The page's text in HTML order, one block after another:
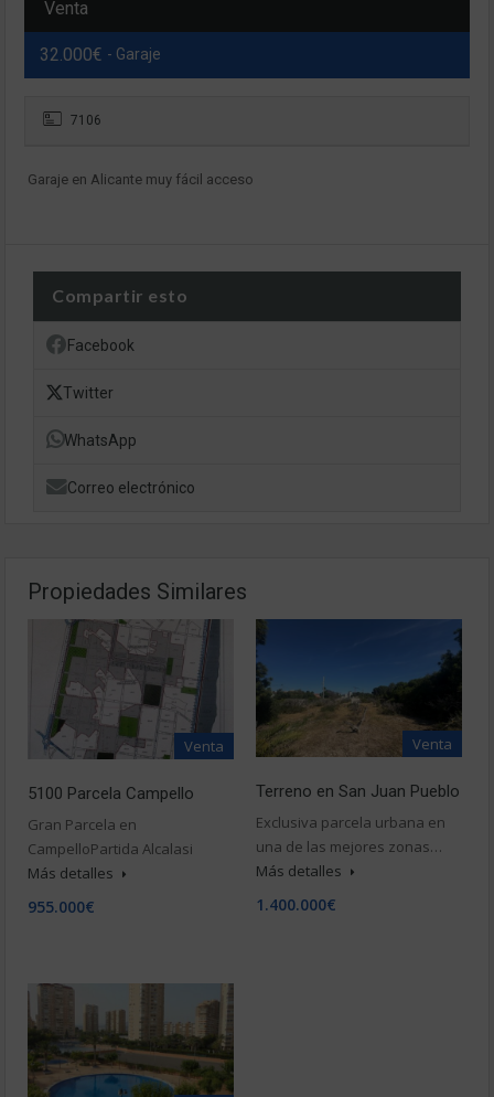
Venta
32.000€ - Garaje
7106
Garaje en Alicante muy fácil acceso
Compartir esto
Facebook
Twitter
WhatsApp
Correo electrónico
Propiedades Similares
Venta
5100 Parcela Campello
Gran Parcela en
CampelloPartida Alcalasi
Más detalles
955.000€
Venta
Terreno en San Juan Pueblo
Exclusiva parcela urbana en
una de las mejores zonas…
Más detalles
1.400.000€